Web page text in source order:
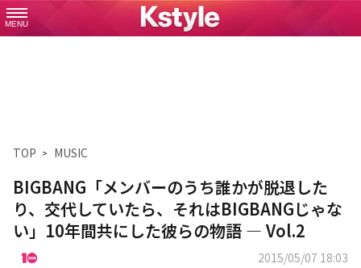
MENU
TOP MUSIC
BIGBANG「メンバーのうち誰かが脱退した
り、交代していたら、それはBIGBANGじゃな
い」10年間共にした彼らの物語 ― Vol.2
2015/05/07 18:03